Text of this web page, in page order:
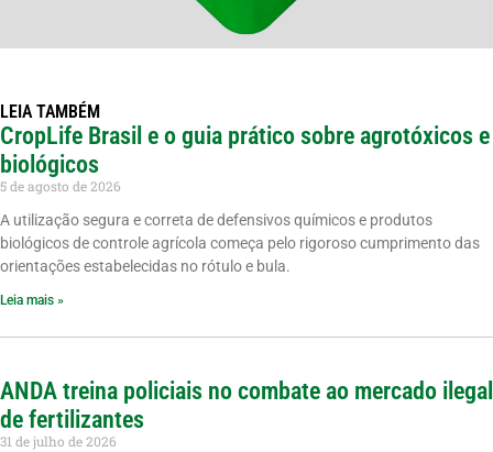
LEIA TAMBÉM
CropLife Brasil e o guia prático sobre agrotóxicos e
biológicos
5 de agosto de 2026
A utilização segura e correta de defensivos químicos e produtos
biológicos de controle agrícola começa pelo rigoroso cumprimento das
orientações estabelecidas no rótulo e bula.
Leia mais »
ANDA treina policiais no combate ao mercado ilegal
de fertilizantes
31 de julho de 2026